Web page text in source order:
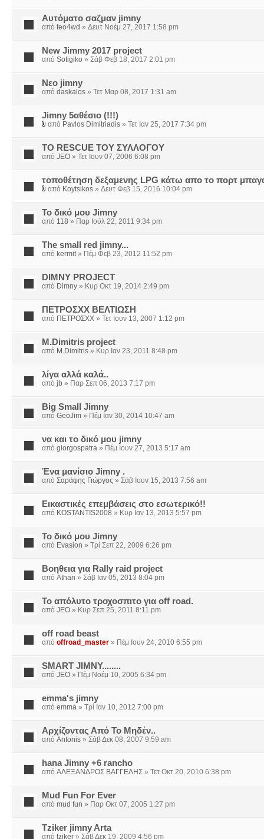
Aυτόματο σαζμαν jimny
από teo4wd » Δευτ Νοέμ 27, 2017 1:58 pm
New Jimmy 2017 project
από Sotigiko » Σάβ Φεβ 18, 2017 2:01 pm
Νεο jimny
από daskalos » Τετ Μαρ 08, 2017 1:31 am
Jimny 5αθέσιο (!!!)
από Pavlos Dimitriadis » Τετ Ιαν 25, 2017 7:34 pm
ΤΟ RESCUE ΤΟΥ ΣΥΛΛΟΓΟΥ
από JEO » Τετ Ιουν 07, 2006 6:08 pm
τοποθέτηση δεξαμενης LPG κάτω απο το πορτ
από Koytsikos » Δευτ Φεβ 15, 2016 10:04 pm
Το δικό μου Jimny
από 118 » Παρ Ιούλ 22, 2011 9:34 pm
The small red jimny...
από kermit» Πέμ Φεβ 23, 2012 11:52 pm
DIMNY PROJECT
από Dimny » Κυρ Οκτ 19, 2014 2:49 pm
ΠΕΤΡΟΣΧΧ ΒΕΛΤΙΩΣΗ
από ΠΕΤΡΟΣΧΧ » Τετ Ιουν 13, 2007 1:12 pm
M.Dimitris project
από M.Dimitris » Κυρ Ιαν 23, 2011 8:48 pm
λίγα αλλά καλά..
από jb » Παρ Σεπ 06, 2013 7:17 pm
Big Small Jimny
από GeoJim » Πέμ Ιαν 30, 2014 10:47 am
να και το δικό μου jimny
από giorgospatra » Πέμ Ιουν 27, 2013 5:17 am
Ένα μανίσιο Jimny .
από Σαράφης Γιώργος » Σάβ Ιουν 15, 2013 7:56 am
Εικαστικές επεμβάσεις στο εσωτερικό!!
από KOSTANTIS2008 » Κυρ Ιαν 13, 2013 5:57 pm
Το δικό μου Jimny
από Evasion » Τρί Σεπ 22, 2009 6:26 pm
Βοηθεια για Rally raid project
από Athan » Σάβ Ιαν 05, 2013 8:04 pm
Το απόλυτο τροχοσπιτο για off road.
από JEO » Κυρ Σεπ 25, 2011 8:11 pm
off road beast
από offroad_master » Πέμ Ιουν 24, 2010 6:55 pm
SMART JIMNY........
από JEO » Πέμ Νοέμ 10, 2005 6:34 pm
emma's jimny
από emma » Τρί Ιαν 10, 2012 7:00 pm
Αρχίζοντας Από Το Μηδέν..
από Antonis » Σάβ Δεκ 08, 2007 9:59 am
hana Jimny +6 rancho
από ΑΛΕΞΑΝΔΡΟΣ ΒΑΓΓΕΛΗΣ » Τετ Οκτ 20, 2010 6:38 pm
Mud Fun For Ever
από mud fun » Παρ Οκτ 07, 2005 1:27 pm
Tziker jimny Arta
από tziker » Σάβ Δεκ 19, 2009 4:56 pm